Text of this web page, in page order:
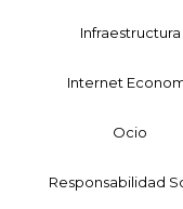
Infraestructura
Internet
Ocio
Responsabilidad